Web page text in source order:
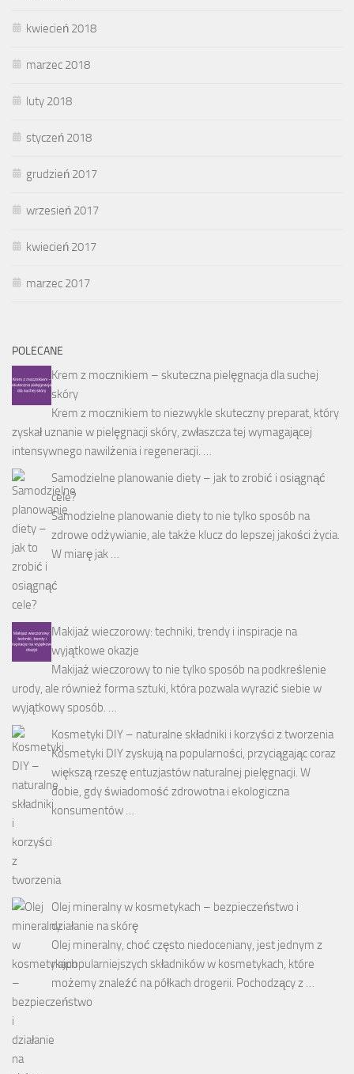
kwiecień 2018
marzec 2018
luty 2018
styczeń 2018
grudzień 2017
wrzesień 2017
kwiecień 2017
marzec 2017
POLECANE
Krem z mocznikiem – skuteczna pielęgnacja dla suchej
skóry
Krem z mocznikiem to niezwykle skuteczny preparat, który
zyskał uznanie w pielęgnacji skóry, zwłaszcza tej wymagającej
intensywnego nawilżenia i regeneracji. …
Samodzielne planowanie diety – jak to zrobić i osiągnąć
cele?
Samodzielne planowanie diety to nie tylko sposób na
zdrowe odżywianie, ale także klucz do lepszej jakości życia.
W miarę jak …
Makijaż wieczorowy: techniki, trendy i inspiracje na
wyjątkowe okazje
Makijaż wieczorowy to nie tylko sposób na podkreślenie
urody, ale również forma sztuki, która pozwala wyrazić siebie w
wyjątkowy sposób. …
Kosmetyki DIY – naturalne składniki i korzyści z tworzenia
Kosmetyki DIY zyskują na popularności, przyciągając coraz
większą rzeszę entuzjastów naturalnej pielęgnacji. W
dobie, gdy świadomość zdrowotna i ekologiczna
konsumentów …
Olej mineralny w kosmetykach – bezpieczeństwo i
działanie na skórę
Olej mineralny, choć często niedoceniany, jest jednym z
najpopularniejszych składników w kosmetykach, które
możemy znaleźć na półkach drogerii. Pochodzący z …